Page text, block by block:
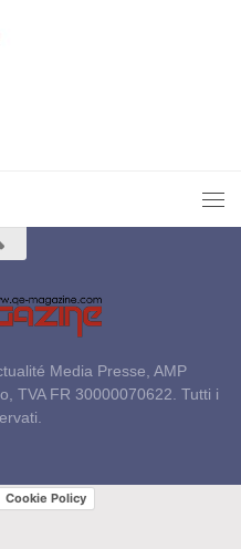
Media Presse, AMP
TVA FR 30000070622. Tutti i
Cookie Policy